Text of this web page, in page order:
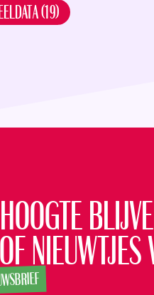
(19)
20:30 U €23,00
nieuwtjes